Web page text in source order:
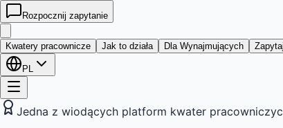
Rozpocznij zapytanie
kwatera24
Kwatery pracownicze Jak to działa Dla Wynajmujących Zapytaj
PL
Jedna z wiodących platform kwater